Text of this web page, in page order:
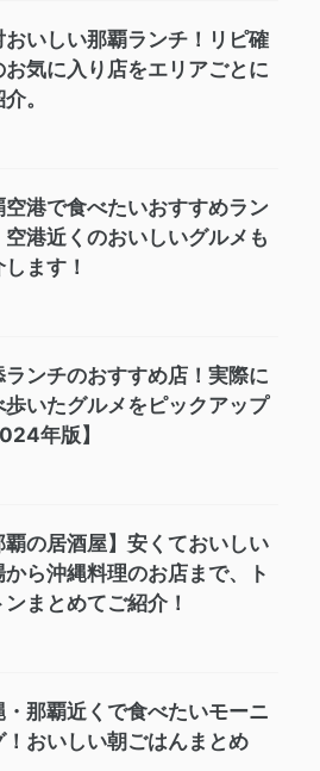
おいしい那覇ランチ！リピ確
お気に入り店をエリアごとに
。
空港で食べたいおすすめラン
空港近くのおいしいグルメも
ます！
ランチのおすすめ店！実際に
歩いたグルメをピックアップ
年版】
覇の居酒屋】安くておいしい
から沖縄料理のお店まで、ト
ンまとめてご紹介！
・那覇近くで食べたいモーニ
！おいしい朝ごはんまとめ